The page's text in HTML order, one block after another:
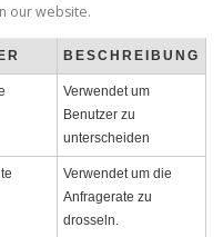
our website.
BESCHREIBUNG
Verwendet um
Benutzer zu
unterscheiden
Verwendet um die
Anfragerate zu
drosseln.